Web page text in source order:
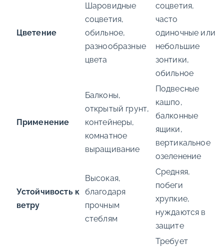
Цветение
Шаровидные
соцветия,
обильное,
разнообразные
цвета
соцветия,
часто
одиночные или
небольшие
зонтики,
обильное
Применение
Балконы,
открытый грунт,
контейнеры,
комнатное
выращивание
Подвесные
кашпо,
балконные
ящики,
вертикальное
озеленение
Устойчивость к
ветру
Высокая,
благодаря
прочным
стеблям
Средняя,
побеги
хрупкие,
нуждаются в
защите
Требует